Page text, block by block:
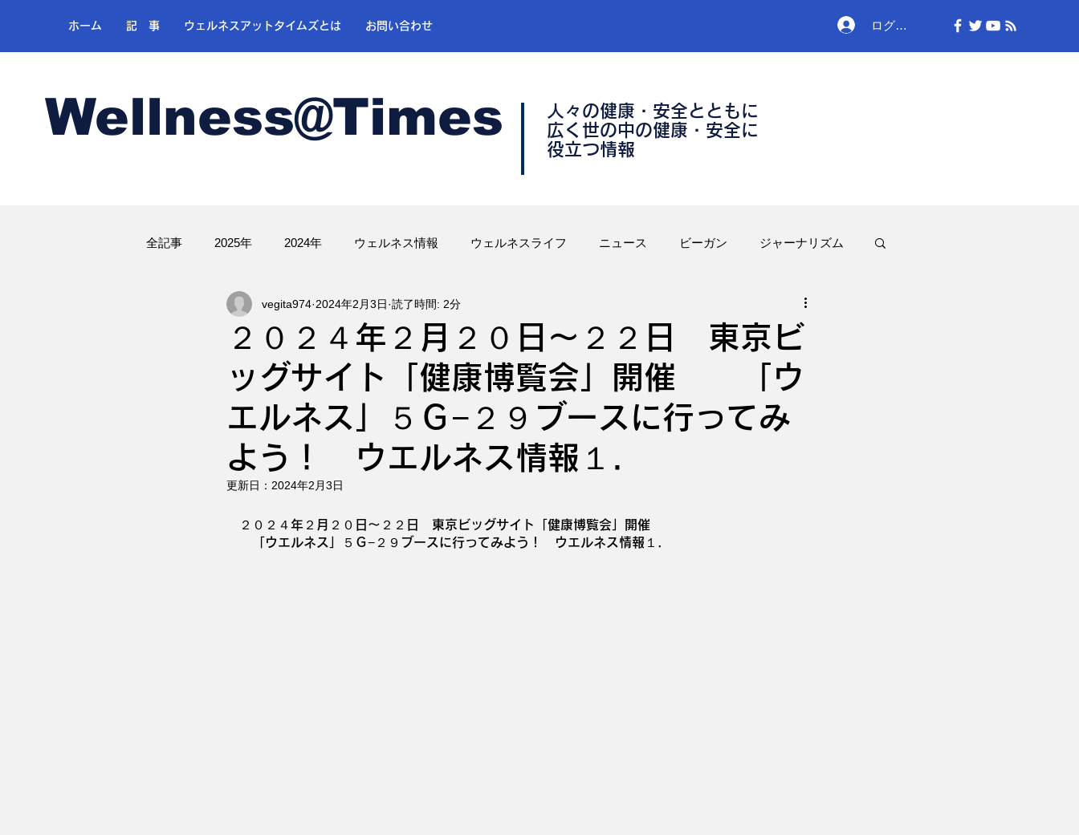
ホーム 記 事 ウェルネスアットタイムズとは お問い合わせ ログイン
Wellness@Times
人々の健康・安全とともに
​広く世の中の健康・安全に
​役立つ情報
全記事 2025年 2024年 ウェルネス情報 ウェルネスライフ ニュース ビーガン ジャーナリズム
２０２４年２月２０日〜２２日 東京ビ
ッグサイト「健康博覧会」開催 「ウ
エルネス」５Ｇ−２９ブースに行ってみ
よう！ ウエルネス情報１．
vegita974 2024年2月3日 読了時間: 2分
更新日： 2024年2月3日
２０２４年２月２０日〜２２日　東京ビッグサイト「健康博覧会」開催
「ウエルネス」５Ｇ−２９ブースに行ってみよう！　ウエルネス情報１．